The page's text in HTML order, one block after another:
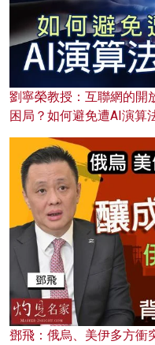
劉寧榮教授：互聯網的開
困局？如何避免遭AI演算
鄧飛：俄烏、美伊多方衝